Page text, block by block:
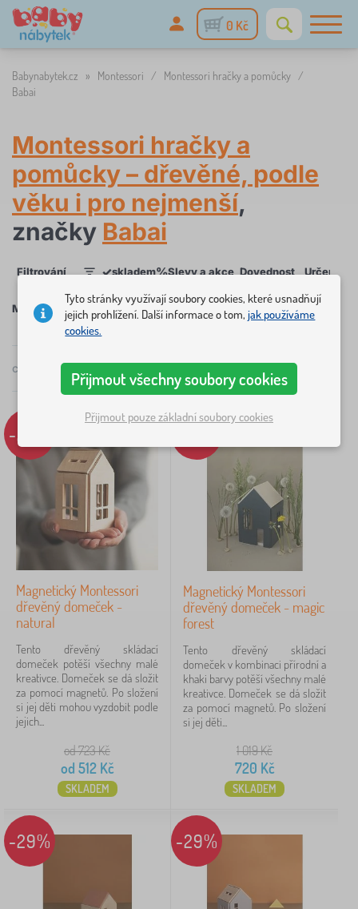
0 Kč
Babynabytek.cz » Montessori / Montessori hračky a pomůcky /
Babai
Montessori hračky a
pomůcky – dřevěné, podle
věku i pro nejmenší,
značky Babai
Filtrování ✓skladem%Slevy a akce Dovednost Určení
FILTROVÁNÍ ×
logika
5
motorika
orientace
3
Určení
univerzální
Věk dítěte
pro předškoláky
3-6 let
pro školáky
Druh
Montessori hračky a pomůcky×Babai ZRUŠIT×
celkem produktů
Doporučené
-29%
Magnetický Montessori
dřevěný domeček -
natural
Tento dřevěný skládací
domeček potěší všechny malé
kreativce. Domeček se dá složit
za pomocí magnetů. Po složení
si jej děti mohou vyzdobit podle
jejich...
od 723Kč
od 512Kč
SKLADEM
Magnetický Montessori
dřevěný domeček - magic
forest
Tento dřevěný skládací
domeček v kombinaci přírodní a
khaki barvy potěší všechny malé
kreativce. Domeček se dá složit
za pomocí magnetů. Po složení
si jej děti...
1 019Kč
720 Kč
SKLADEM
-29% -29%
Tyto stránky využívají soubory cookies, které usnadňují
jejich prohlížení. Další informace o tom,jak používáme
cookies.
Přijmout všechny soubory cookies
Přijmout pouze základní soubory cookies